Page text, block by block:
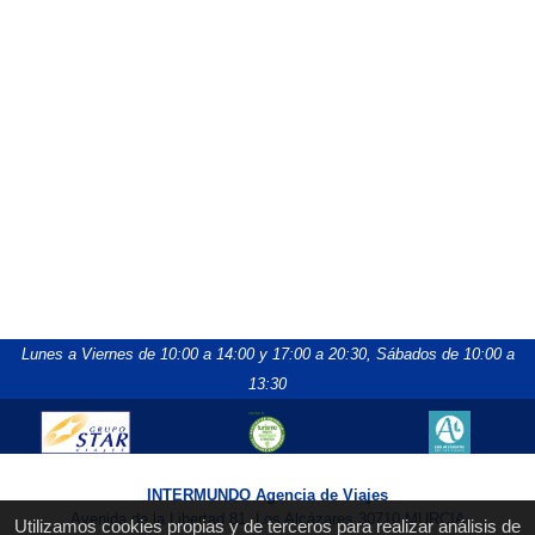
Utilizamos cookies propias y de terceros para realizar análisis de
Lunes a Viernes de 10:00 a 14:00 y 17:00 a 20:30, Sábados de 10:00 a
13:30
INTERMUNDO Agencia de Viajes
Avenida de la Libertad 81, Los Alcázares 30710 MURCIA